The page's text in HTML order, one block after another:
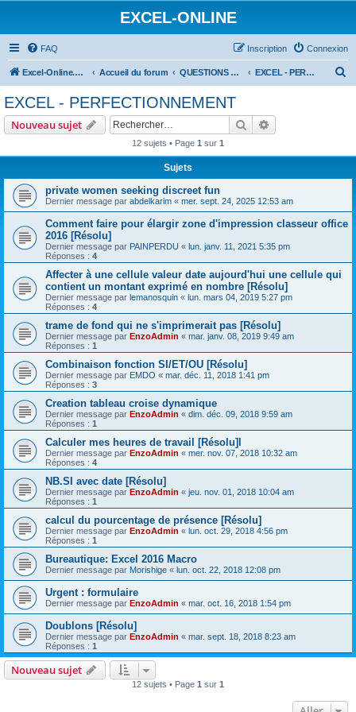
EXCEL-ONLINE
FAQ Connexion
Inscription
Excel-Online.net Accueil du forum QUESTIONS EXCEL EXCEL - PERFECTIONNEMENT
e
EXCEL - PERFECTIONNEMENT
Nouveau sujet Rechercher
12 sujets • Page 1 sur 1
Sujets
private women seeking discreet fun
Dernier message par abdelkarim « mer. sept. 24, 2025 12:53 am
Comment faire pour élargir zone d'impression classeur office
2016 [Résolu]
Dernier message par PAINPERDU « lun. janv. 11, 2021 5:35 pm
Réponses : 4
Affecter à une cellule valeur date aujourd'hui une cellule qui
contient un montant exprimé en nombre [Résolu]
Dernier message par lemanosquin « lun. mars 04, 2019 5:27 pm
Réponses : 4
trame de fond qui ne s'imprimerait pas [Résolu]
Dernier message par EnzoAdmin « mar. janv. 08, 2019 9:49 am
Réponses : 1
Combinaison fonction SI/ET/OU [Résolu]
Dernier message par EMDO « mar. déc. 11, 2018 1:41 pm
Réponses : 3
Creation tableau croise dynamique
Dernier message par EnzoAdmin « dim. déc. 09, 2018 9:59 am
Réponses : 1
Calculer mes heures de travail [Résolu]l
Dernier message par EnzoAdmin « mer. nov. 07, 2018 10:32 am
Réponses : 4
NB.SI avec date [Résolu]
Dernier message par EnzoAdmin « jeu. nov. 01, 2018 10:04 am
Réponses : 1
calcul du pourcentage de présence [Résolu]
Dernier message par EnzoAdmin « lun. oct. 29, 2018 4:56 pm
Réponses : 1
Bureautique: Excel 2016 Macro
Dernier message par Morishige « lun. oct. 22, 2018 12:08 pm
Urgent : formulaire
Dernier message par EnzoAdmin « mar. oct. 16, 2018 1:54 pm
Doublons [Résolu]
Dernier message par EnzoAdmin « mar. sept. 18, 2018 8:23 am
Réponses : 1
Nouveau sujet
12 sujets • Page 1 sur 1